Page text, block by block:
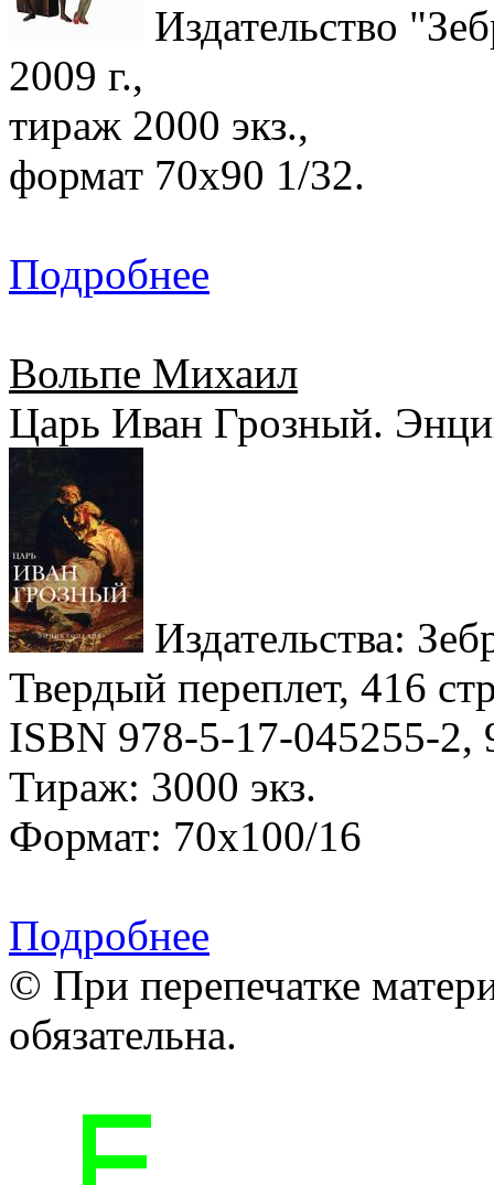
Издательство
2009 г.,
тираж 2000 экз.,
формат 70х90 1/32.
Подробнее
Вольпе Михаил
Царь Иван Грозный.
Издательства:
Твердый переплет, 416
ISBN 978-5-17-045255-2,
Тираж: 3000 экз.
Формат: 70x100/16
Подробнее
© При перепечатке
обязательна.